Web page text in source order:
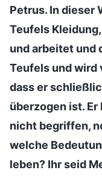
Petrus. In dieser
Teufels
und arbeitet und
Teufels und wird
dass er
überzogen ist.
nicht begriffen,
welche
leben? Ihr seid